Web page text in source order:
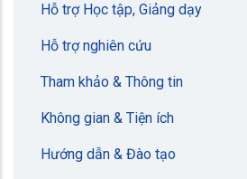
Hỗ trợ Học tập, Giảng dạy
Hỗ trợ nghiên cứu
Tham khảo & Thông tin
Không gian & Tiện ích
Hướng dẫn & Đào tạo